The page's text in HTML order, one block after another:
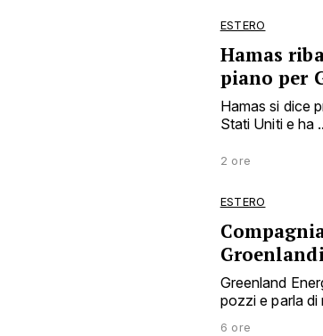
ESTERO
Hamas
piano per
Hamas si dice
Stati Uniti e ha
2 ore
ESTERO
Greenland
pozzi e parla di
6 ore